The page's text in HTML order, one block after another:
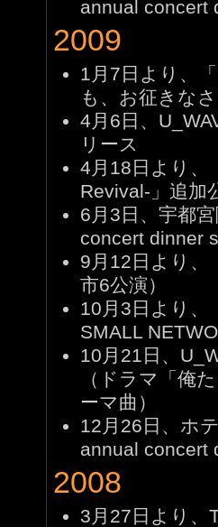
annual concert
2009
1月7日より、
も、お征きな
4月6日、
リース
4月18日より、
Revival-」追加
6月3日、宇都
concert dinner
9月12日より、
市6公演）
10月3日より、
SMALL
10月21日、
（ドラマ「俺
ーマ曲）
12月26日、ホ
annual concert
2008
3月27日より、